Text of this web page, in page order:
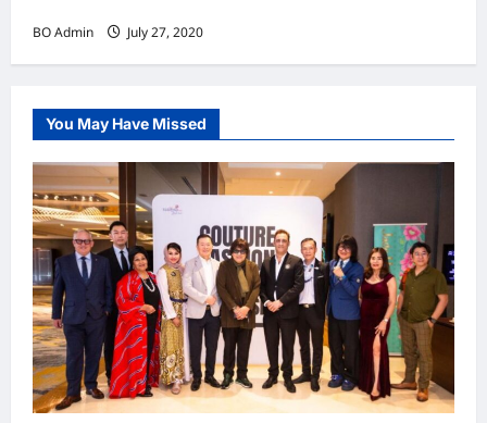
BO Admin July 27, 2020
You May Have Missed